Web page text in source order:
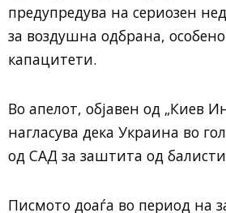
предупредува на сериозен
за воздушна одбрана,
капацитети.
Во апелот, објавен од „Киев
нагласува дека Украина во
од САД за заштита од
Писмото доаѓа во период на